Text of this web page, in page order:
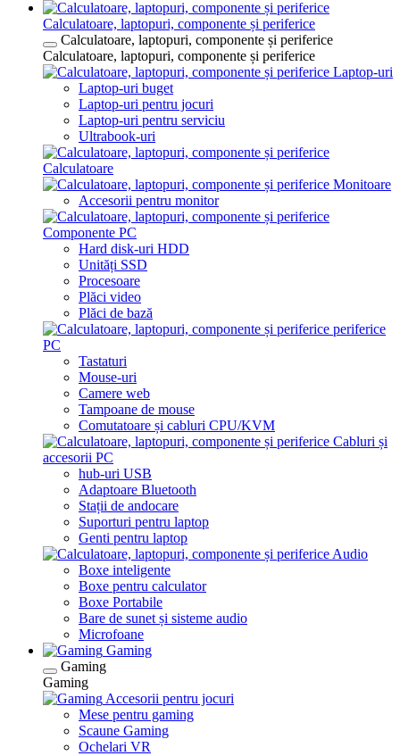
Calculatoare, laptopuri, componente și periferice
Calculatoare, laptopuri, componente și periferice
Calculatoare, laptopuri, componente și periferice
Laptop-uri
Laptop-uri buget
Laptop-uri pentru jocuri
Laptop-uri pentru serviciu
Ultrabook-uri
Calculatoare
Monitoare
Accesorii pentru monitor
Componente PC
Hard disk-uri HDD
Unități SSD
Procesoare
Plăci video
Plăci de bază
periferice
PC
Tastaturi
Mouse-uri
Camere web
Tampoane de mouse
Comutatoare și cabluri CPU/KVM
Cabluri și
accesorii PC
hub-uri USB
Adaptoare Bluetooth
Stații de andocare
Suporturi pentru laptop
Genti pentru laptop
Audio
Boxe inteligente
Boxe pentru calculator
Boxe Portabile
Bare de sunet și sisteme audio
Microfoane
Gaming
Gaming
Gaming
Accesorii pentru jocuri
Mese pentru gaming
Scaune Gaming
Ochelari VR